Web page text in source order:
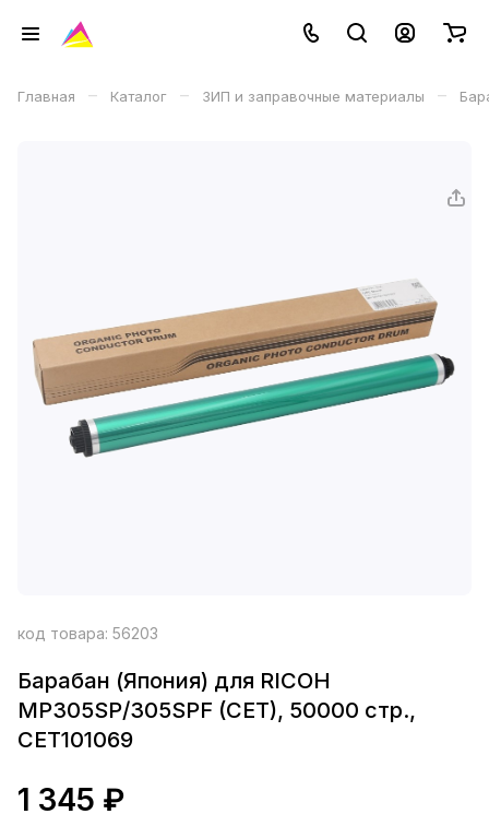
Главная – Каталог – ЗИП и заправочные материалы –
код товара: 56203
Барабан (Япония) для RICOH
MP305SP/305SPF (CET), 50000 стр.,
CET101069
1 345 ₽